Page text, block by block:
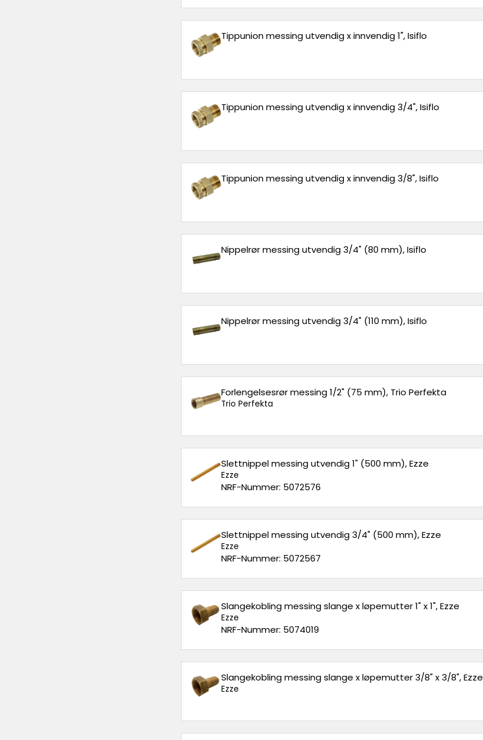
Tippunion messing utvendig x innvendig 1", Isiflo
Tippunion messing utvendig x innvendig 3/4", Isiflo
Tippunion messing utvendig x innvendig 3/8", Isiflo
Nippelrør messing utvendig 3/4" (80 mm), Isiflo
Nippelrør messing utvendig 3/4" (110 mm), Isiflo
Forlengelsesrør messing 1/2" (75 mm), Trio Perfekta
Trio Perfekta
Slettnippel messing utvendig 1" (500 mm), Ezze
Ezze
NRF-Nummer: 5072576
Slettnippel messing utvendig 3/4" (500 mm), Ezze
Ezze
NRF-Nummer: 5072567
Slangekobling messing slange x løpemutter 1" x 1", Ezze
Ezze
NRF-Nummer: 5074019
Slangekobling messing slange x løpemutter 3/8" x 3/8", Ezze
Ezze